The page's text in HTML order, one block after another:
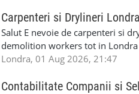
oră pauză de masă) •
saptaminal fara garantie sau
de 1/sapt) -tel- 07440366084
Carpenteri si Drylineri Londra
Salut E nevoie de carpenteri si
demolition workers tot in
Londra, 01 Aug 2026, 21:47
Contabilitate Companii si